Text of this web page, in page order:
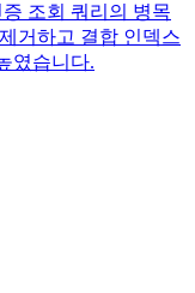
조회 쿼리의 병목
거하고 결합 인덱스
였습니다.